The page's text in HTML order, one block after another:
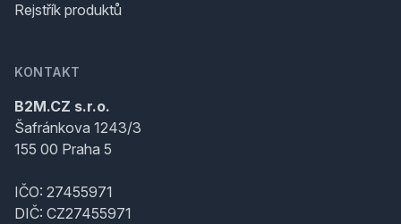
Rejstřík produktů
KONTAKT
B2M.CZ s.r.o.
Šafránkova 1243/3
155 00 Praha 5
IČO: 27455971
DIČ: CZ27455971